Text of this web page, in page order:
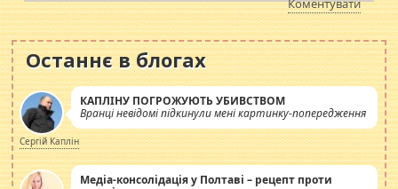
Останнє в блогах
КАПЛІНУ ПОГРОЖУЮТЬ УБИВСТВОМ
Вранці невідомі підкинули мені картинку-попередження
Сергій Каплін
Медіа-консолідація у Полтаві – рецепт проти